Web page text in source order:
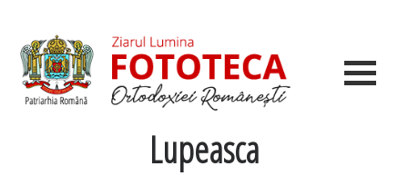
Lupeasca